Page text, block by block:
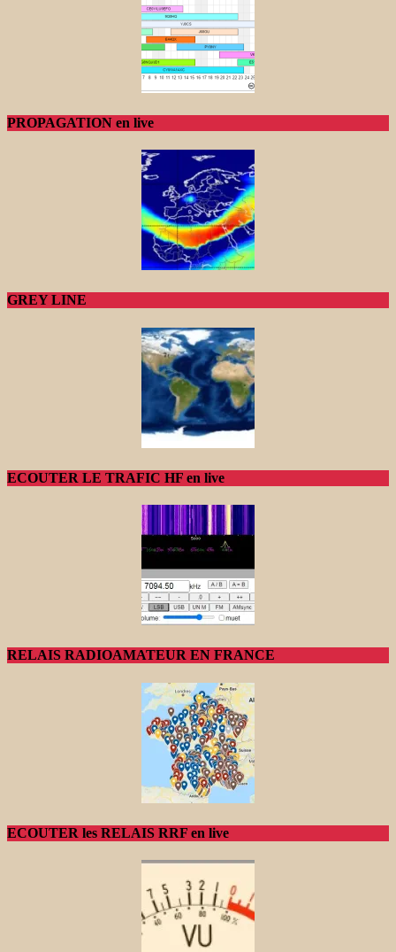
PROPAGATION en live
GREY LINE
ECOUTER LE TRAFIC HF en live
RELAIS RADIOAMATEUR EN FRANCE
ECOUTER les RELAIS RRF en live